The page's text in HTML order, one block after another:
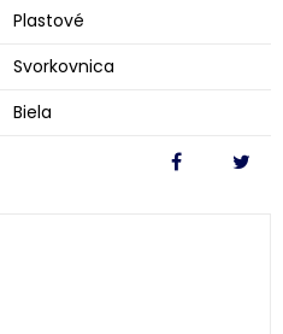
Plastové
Svorkovnica
Biela